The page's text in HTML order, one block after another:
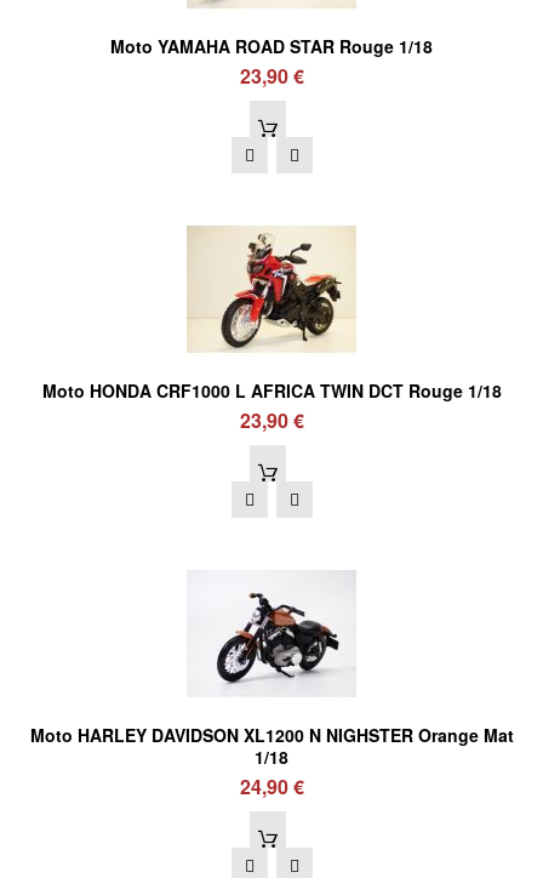
Moto YAMAHA ROAD STAR Rouge 1/18
23,90 €
Moto HONDA CRF1000 L AFRICA TWIN DCT Rouge 1/18
23,90 €
Moto HARLEY DAVIDSON XL1200 N NIGHSTER Orange Mat
1/18
24,90 €